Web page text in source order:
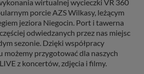
wirtualnej wycieczki VR 360
porcie AZS Wilkasy, leżącym
jeziora Niegocin. Port i tawerna
odwiedzanych przez nas miejsc
sezonie. Dzięki współpracy
możemy przygotować dla naszych
z koncertów, zdjęcia i filmy.